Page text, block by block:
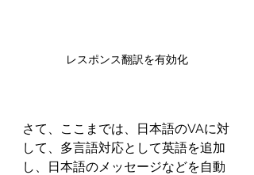
レスポンス翻訳を有効化
さて、ここまでは、日本語のVAに対
して、多言語対応として英語を追加
し、日本語のメッセージなどを自動